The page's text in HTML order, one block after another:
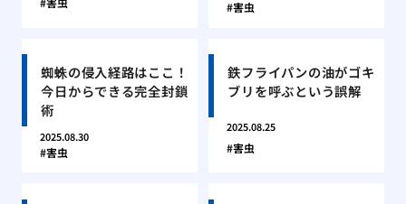
害虫
蜘蛛の侵入経路はここ！
今日からできる完全封鎖
術
2025.08.30
害虫
鉄フライパンの油がゴキ
ブリを呼ぶという誤解
2025.08.25
害虫